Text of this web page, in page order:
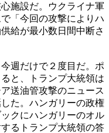
施設だ。ウクライナ軍
「今回の攻撃によりハ
給が最小数日間中断さ
週だけで２度目だ。ポ
と、トランプ大統領は
送油管攻撃のニュース
た。ハンガリーの政権
クにハンガリーのオル
るトランプ大統領の答